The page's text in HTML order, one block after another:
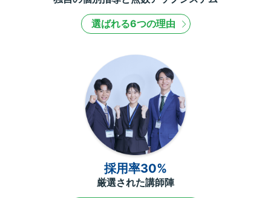
選ばれる6つの理由
採用率30%
厳選された講師陣